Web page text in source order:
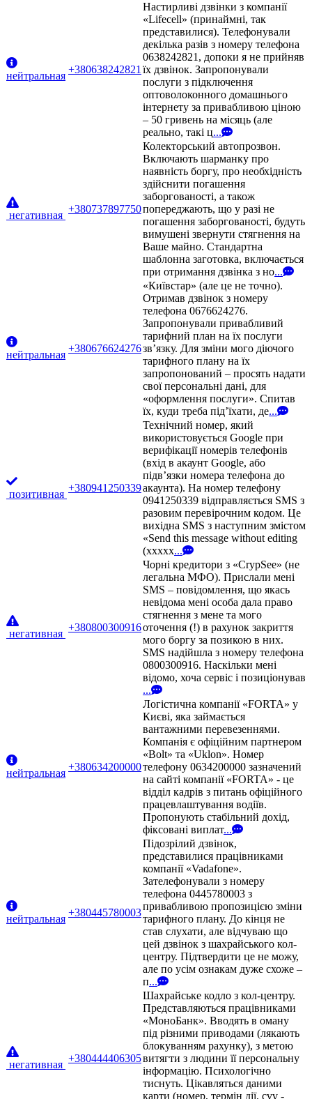
нейтральная
+380638242821
Настирливі дзвінки з компанії
«Lifecell» (принаймні, так
представилися). Телефонували
декілька разів з номеру телефона
0638242821, допоки я не прийняв
їх дзвінок. Запропонували
послуги з підключення
оптоволоконного домашнього
інтернету за привабливою ціною
– 50 гривень на місяць (але
реально, такі ц...
негативная
+380737897750
Колекторський автопрозвон.
Включають шарманку про
наявність боргу, про необхідність
здійснити погашення
заборгованості, а також
попереджають, що у разі не
погашення заборгованості, будуть
вимушені звернути стягнення на
Ваше майно. Стандартна
шаблонна заготовка, включається
при отримання дзвінка з но...
нейтральная
+380676624276
«Київстар» (але це не точно).
Отримав дзвінок з номеру
телефона 0676624276.
Запропонували привабливий
тарифний план на їх послуги
зв’язку. Для зміни мого діючого
тарифного плану на їх
запропонований – просять надати
свої персональні дані, для
«оформлення послуги». Спитав
їх, куди треба під’їхати, де...
позитивная
+380941250339
Технічний номер, який
використовується Google при
верифікації номерів телефонів
(вхід в акаунт Google, або
підв’язки номера телефона до
акаунта). На номер телефону
0941250339 відправляється SMS з
разовим перевірочним кодом. Це
вихідна SMS з наступним змістом
«Send this message without editing
(xxxxx...
негативная
+380800300916
Чорні кредитори з «CrypSee» (не
легальна МФО). Прислали мені
SMS – повідомлення, що якась
невідома мені особа дала право
стягнення з мене та мого
оточення (!) в рахунок закриття
мого боргу за позикою в них.
SMS надійшла з номеру телефона
0800300916. Наскільки мені
відомо, хоча сервіс і позиціонував
...
нейтральная
+380634200000
Логістична компанії «FORTA» у
Києві, яка займається
вантажними перевезеннями.
Компанія є офіційним партнером
«Bolt» та «Uklon». Номер
телефону 0634200000 зазначений
на сайті компанії «FORTA» - це
відділ кадрів з питань офіційного
працевлаштування водіїв.
Пропонують стабільний дохід,
фіксовані виплат...
нейтральная
+380445780003
Підозрілий дзвінок,
представилися працівниками
компанії «Vadafone».
Зателефонували з номеру
телефона 0445780003 з
привабливою пропозицією зміни
тарифного плану. До кінця не
став слухати, але відчуваю що
цей дзвінок з шахрайського кол-
центру. Підтвердити це не можу,
але по усім ознакам дуже схоже –
п...
негативная
+380444406305
Шахрайське кодло з кол-центру.
Представляються працівниками
«МоноБанк». Вводять в оману
під різними приводами (лякають
блокуванням рахунку), з метою
витягти з людини її персональну
інформацію. Психологічно
тиснуть. Цікавляться даними
карти (номер, термін дії, cvv -